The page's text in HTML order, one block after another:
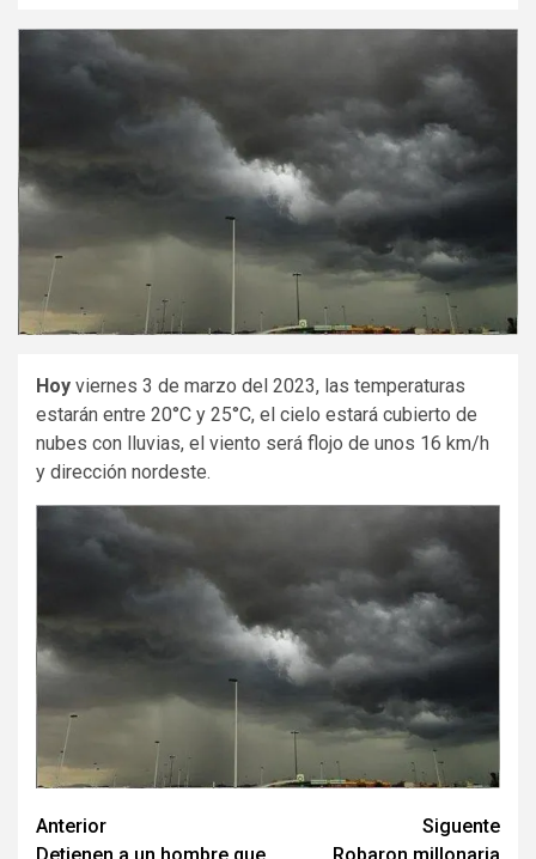
Hoy viernes 3 de marzo del 2023, las temperaturas
estarán entre 20°C y 25°C, el cielo estará cubierto de
nubes con lluvias, el viento será flojo de unos 16 km/h
y dirección nordeste.
Navegación
Anterior
Detienen a un hombre que
Siguente
Robaron millonaria